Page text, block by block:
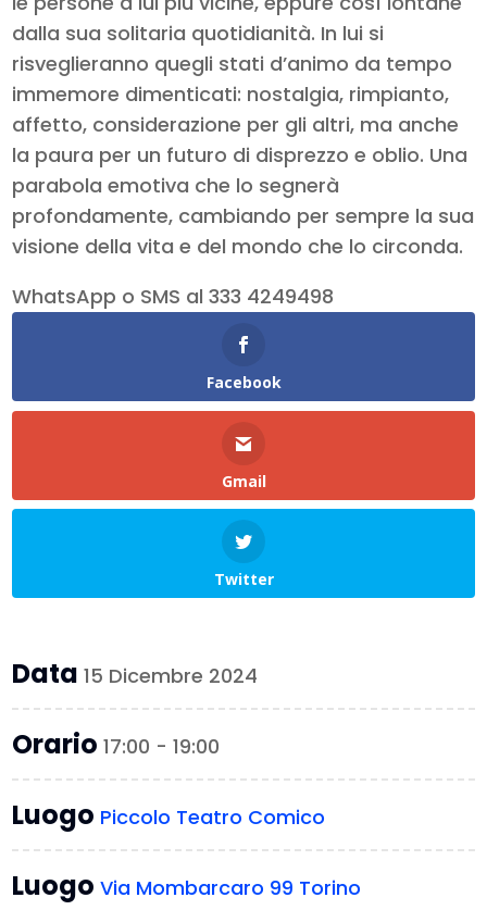
dalla sua solitaria quotidianità. In lui si
risveglieranno quegli stati d’animo da tempo
immemore dimenticati: nostalgia, rimpianto,
affetto, considerazione per gli altri, ma anche
la paura per un futuro di disprezzo e oblio. Una
parabola emotiva che lo segnerà
profondamente, cambiando per sempre la sua
visione della vita e del mondo che lo circonda.
WhatsApp o SMS al 333 4249498
Facebook
Gmail
Twitter
Data15 Dicembre 2024
Orario17:00 - 19:00
Luogo Piccolo Teatro Comico
LuogoVia Mombarcaro 99 Torino